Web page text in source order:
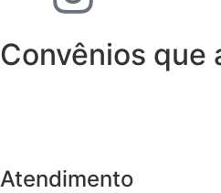
Convênios que
Atendimento